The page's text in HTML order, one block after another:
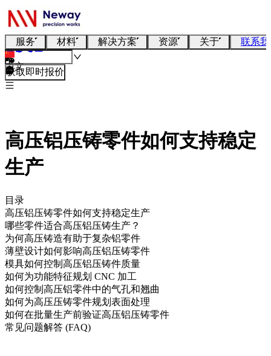
服务 材料 解决方案 资源 关于 联系
中文
获取即时报价
高压铝压铸零件如何支持稳定
生产
目录
高压铝压铸零件如何支持稳定生产
哪些零件适合高压铝压铸生产？
为何高压铸造有助于复杂铝零件
薄壁设计如何影响高压铝压铸零件
模具如何控制高压铝压铸件质量
如何为功能特征规划 CNC 加工
如何控制高压铝零件中的气孔和翘曲
如何为高压压铸零件规划表面处理
如何在批量生产前验证高压铝压铸零件
常见问题解答 (FAQ)